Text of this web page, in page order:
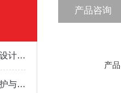
隐形眼镜显微镜的工作原理和设计特点
隐形眼镜显微镜是如何进行维护与保养的？
产品咨询
产品